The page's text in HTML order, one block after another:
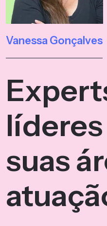
Vanessa Gonçalves
suas